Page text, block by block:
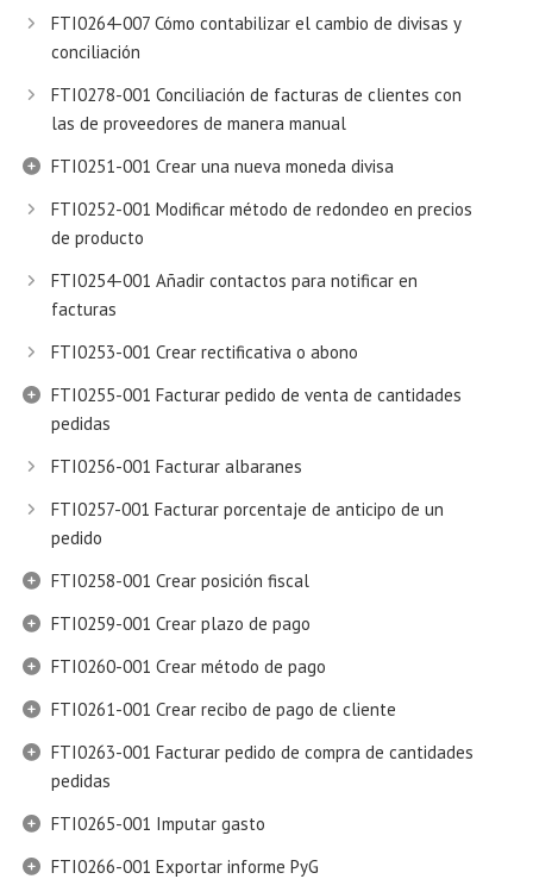
FTI0264-007 Cómo contabilizar el cambio de divisas y
conciliación
FTI0278-001 Conciliación de facturas de clientes con
las de proveedores de manera manual
FTI0251-001 Crear una nueva moneda divisa
FTI0252-001 Modificar método de redondeo en precios
de producto
FTI0254-001 Añadir contactos para notificar en
facturas
FTI0253-001 Crear rectificativa o abono
FTI0255-001 Facturar pedido de venta de cantidades
pedidas
FTI0256-001 Facturar albaranes
FTI0257-001 Facturar porcentaje de anticipo de un
pedido
FTI0258-001 Crear posición fiscal
FTI0259-001 Crear plazo de pago
FTI0260-001 Crear método de pago
FTI0261-001 Crear recibo de pago de cliente
FTI0263-001 Facturar pedido de compra de cantidades
pedidas
FTI0265-001 Imputar gasto
FTI0266-001 Exportar informe PyG